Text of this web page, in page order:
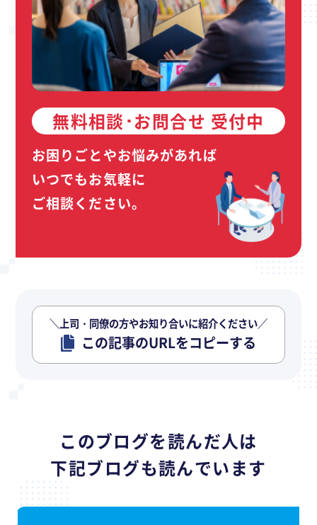
無料相談･お問合せ 受付中
お困りごとやお悩みがあれば
いつでもお気軽に
ご相談ください。
＼上司・同僚の方やお知り合いに紹介ください／
この記事のURLをコピーする
このブログを読んだ人は
下記ブログも読んでいます